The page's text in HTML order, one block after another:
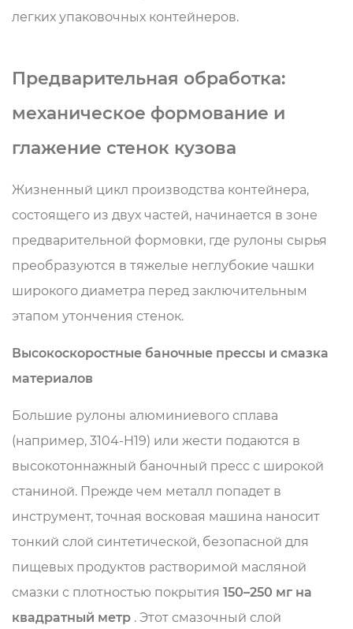
легких упаковочных контейнеров.
Предварительная обработка:
механическое формование и
глажение стенок кузова
Жизненный цикл производства контейнера,
состоящего из двух частей, начинается в зоне
предварительной формовки, где рулоны сырья
преобразуются в тяжелые неглубокие чашки
широкого диаметра перед заключительным
этапом утончения стенок.
Высокоскоростные баночные прессы и смазка
материалов
Большие рулоны алюминиевого сплава
(например, 3104-H19) или жести подаются в
высокотоннажный баночный пресс с широкой
станиной. Прежде чем металл попадет в
инструмент, точная восковая машина наносит
тонкий слой синтетической, безопасной для
пищевых продуктов растворимой масляной
смазки с плотностью покрытия 150–250 мг на
квадратный метр . Этот смазочный слой